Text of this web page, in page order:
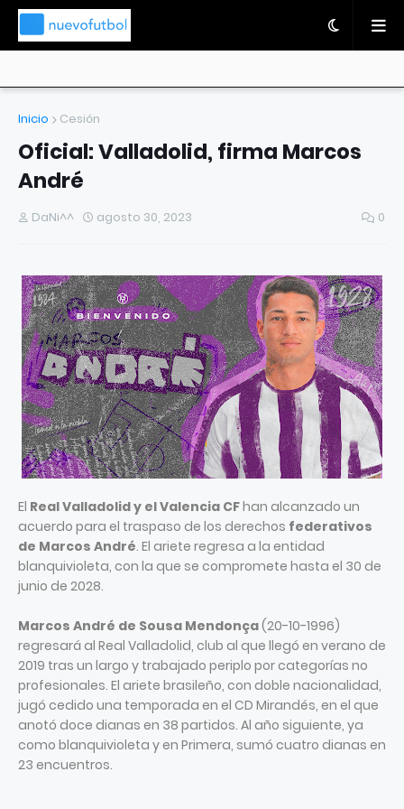
Inicio Cesión
Oficial: Valladolid, firma Marcos
André
DaNi^^ agosto 30, 2023 0
El Real Valladolid y el Valencia CFhan alcanzado un
acuerdo para el traspaso de los derechos federativos
de Marcos André. El ariete regresa a la entidad
blanquivioleta, con la que se compromete hasta el 30 de
junio de 2028.
Marcos André de Sousa Mendonça(20-10-1996)
regresará al Real Valladolid, club al que llegó en verano de
2019 tras un largo y trabajado periplo por categorías no
profesionales. El ariete brasileño, con doble nacionalidad,
jugó cedido una temporada en el CD Mirandés, en el que
anotó doce dianas en 38 partidos. Al año siguiente, ya
como blanquivioleta y en Primera, sumó cuatro dianas en
23 encuentros.